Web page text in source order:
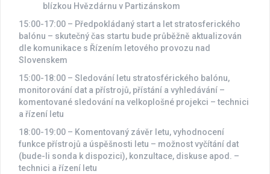
blízkou Hvězdárnu v Partizánskom
15:00-17:00 – Předpokládaný start a let stratosferického
balónu – skutečný čas startu bude průběžně aktualizován
dle komunikace s Řízením letového provozu nad
Slovenskem
15:00-18:00 – Sledování letu stratosférického balónu,
monitorování dat a přístrojů, přístání a vyhledávání –
komentované sledování na velkoplošné projekci – technici
a řízení letu
18:00-19:00 – Komentovaný závěr letu, vyhodnocení
funkce přístrojů a úspěšnosti letu – možnost vyčítání dat
(bude-li sonda k dispozici), konzultace, diskuse apod. –
technici a řízení letu